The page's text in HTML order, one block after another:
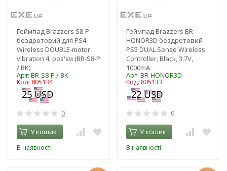
Геймпад Brazzers S8-P
бездротовий для PS4
Wireless DOUBLE-motor
vibration 4, роз'єм (BR-S8-P
/ BK)
Арт: BR-S8-P / BK
Код: 805134
0
У кошик
В наявності
Геймпад Brazzers BR-
HONOR3D бездротовий
PS5 DUAL Sense Wireless
Controller, Black, 3.7V,
1000mA
Арт: BR-HONOR3D
Код: 805133
0
У кошик
В наявності